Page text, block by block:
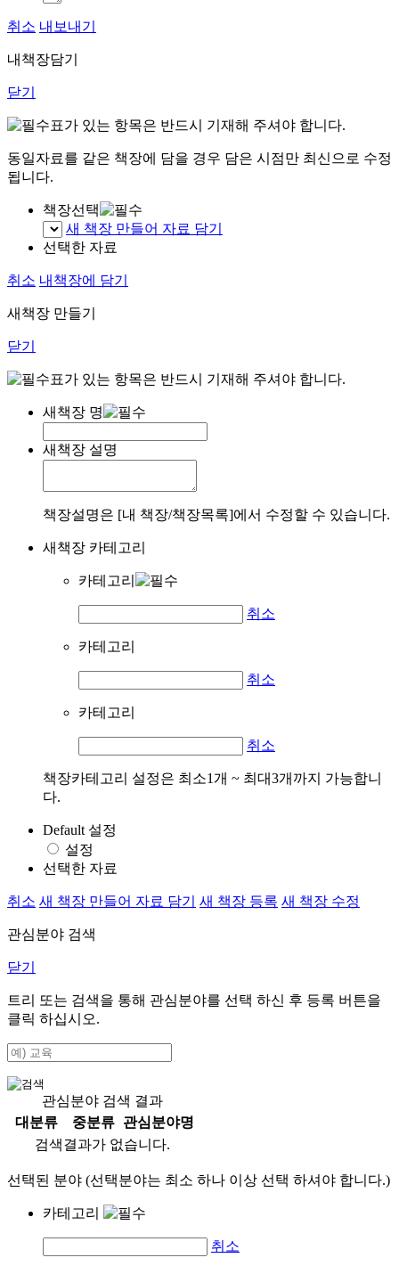
취소 내보내기
내책장담기
닫기
표가 있는 항목은 반드시 기재해 주셔야 합니다.
동일자료를 같은 책장에 담을 경우 담은 시점만 최신으로 수정
됩니다.
책장선택
새 책장 만들어 자료 담기
선택한 자료
취소 내책장에 담기
새책장 만들기
닫기
표가 있는 항목은 반드시 기재해 주셔야 합니다.
새책장 명
새책장 설명
책장설명은 [내 책장/책장목록]에서 수정할 수 있습니다.
새책장 카테고리
카테고리
취소
카테고리
취소
카테고리
취소
책장카테고리 설정은 최소1개 ~ 최대3개까지 가능합니
다.
Default 설정
설정
선택한 자료
취소 새 책장 만들어 자료 담기 새 책장 등록 새 책장 수정
관심분야 검색
닫기
트리 또는 검색을 통해 관심분야를 선택 하신 후 등록 버튼을
클릭 하십시오.
관심분야 검색 결과
대분류
중분류
관심분야명
검색결과가 없습니다.
선택된 분야 (선택분야는 최소 하나 이상 선택 하셔야 합니다.)
카테고리
취소